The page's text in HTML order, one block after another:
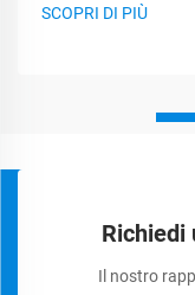
SCOPRI DI PIÙ
Richiedi
Il nostro